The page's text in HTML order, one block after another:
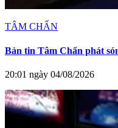
TÂM CHẤN
Bản tin Tâm Chấn phát
20:01 ngày 04/08/2026